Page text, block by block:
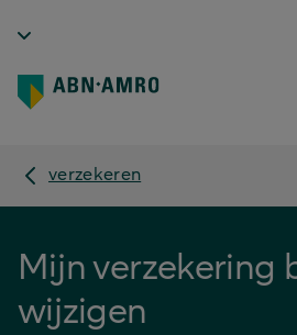
verzekeren
Mijn verzekering
wijzigen